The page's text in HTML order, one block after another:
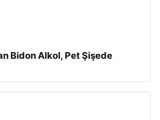
Bidon Alkol, Pet Şişede